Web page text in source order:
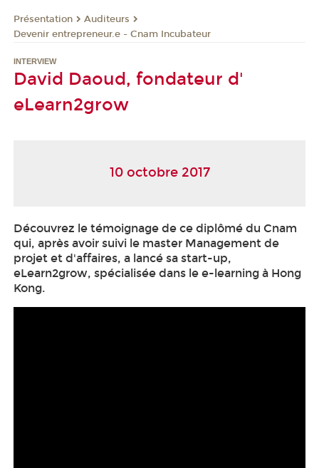
Présentation
Auditeurs
Devenir entrepreneur.e - Cnam Incubateur
INTERVIEW
David Daoud, fondateur d'
eLearn2grow
10 octobre 2017
Découvrez le témoignage de ce diplômé du Cnam
qui, après avoir suivi le master Management de
projet et d'affaires, a lancé sa start-up,
eLearn2grow, spécialisée dans le e-learning à Hong
Kong.